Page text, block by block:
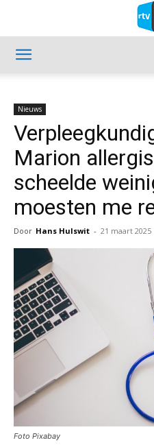
Nieuws
Marion
scheelde
moesten me
Door Hans Hulswit - 21 maart 2025
Foto Pixabay